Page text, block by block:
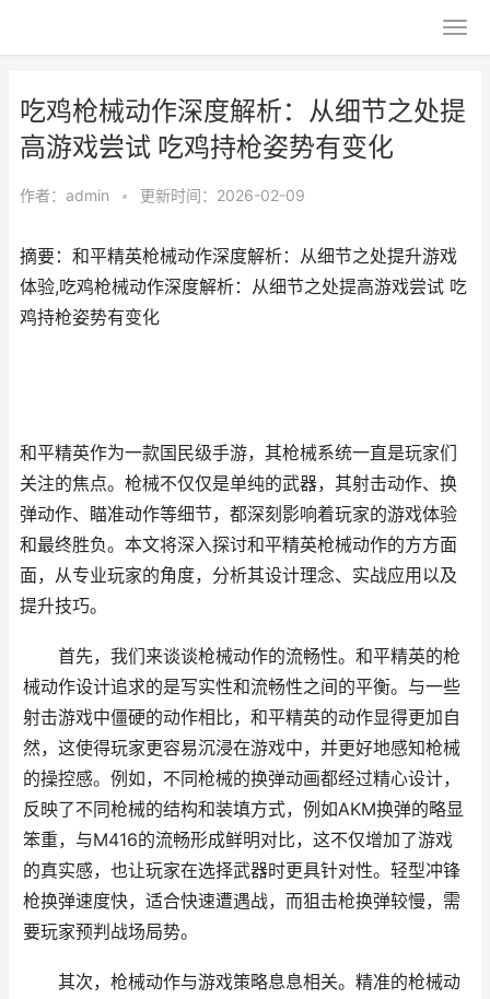
吃鸡枪械动作深度解析：从细节之处提
高游戏尝试 吃鸡持枪姿势有变化
作者： admin • 更新时间：2026-02-09
摘要：和平精英枪械动作深度解析：从细节之处提升游戏
体验,吃鸡枪械动作深度解析：从细节之处提高游戏尝试 吃
鸡持枪姿势有变化
和平精英作为一款国民级手游，其枪械系统一直是玩家们
关注的焦点。枪械不仅仅是单纯的武器，其射击动作、换
弹动作、瞄准动作等细节，都深刻影响着玩家的游戏体验
和最终胜负。本文将深入探讨和平精英枪械动作的方方面
面，从专业玩家的角度，分析其设计理念、实战应用以及
提升技巧。
首先，我们来谈谈枪械动作的流畅性。和平精英的枪
械动作设计追求的是写实性和流畅性之间的平衡。与一些
射击游戏中僵硬的动作相比，和平精英的动作显得更加自
然，这使得玩家更容易沉浸在游戏中，并更好地感知枪械
的操控感。例如，不同枪械的换弹动画都经过精心设计，
反映了不同枪械的结构和装填方式，例如AKM换弹的略显
笨重，与M416的流畅形成鲜明对比，这不仅增加了游戏
的真实感，也让玩家在选择武器时更具针对性。轻型冲锋
枪换弹速度快，适合快速遭遇战，而狙击枪换弹较慢，需
要玩家预判战场局势。
其次，枪械动作与游戏策略息息相关。精准的枪械动